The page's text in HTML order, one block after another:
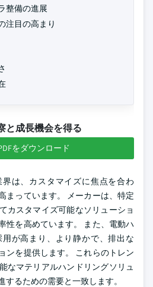
整備の進展
注目の高まり
と成長機会を得る
をダウンロード
は、カスタマイズに焦点を合わ
まっています。 メーカーは、特定
カスタマイズ可能なソリューショ
性を高めています。 また、電動ハ
が高まり、より静かで、排出な
ンを提供します。 これらのトレン
なマテリアルハンドリングソリュ
るための需要と一致します。